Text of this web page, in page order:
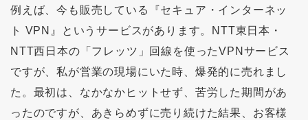
例えば、今も販売している『セキュア・インターネッ
ト VPN』というサービスがあります。NTT東日本・
NTT西日本の「フレッツ」回線を使ったVPNサービス
ですが、私が営業の現場にいた時、爆発的に売れまし
た。最初は、なかなかヒットせず、苦労した期間があ
ったのですが、あきらめずに売り続けた結果、お客様